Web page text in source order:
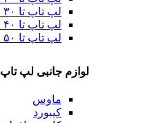
لپ تاپ تا ۳۰ میلیون تومان
لپ تاپ تا ۴۰ میلیون تومان
لپ تاپ تا ۵۰ میلیون تومان
لوازم جانبی لپ تاپ
ماوس
کیبورد